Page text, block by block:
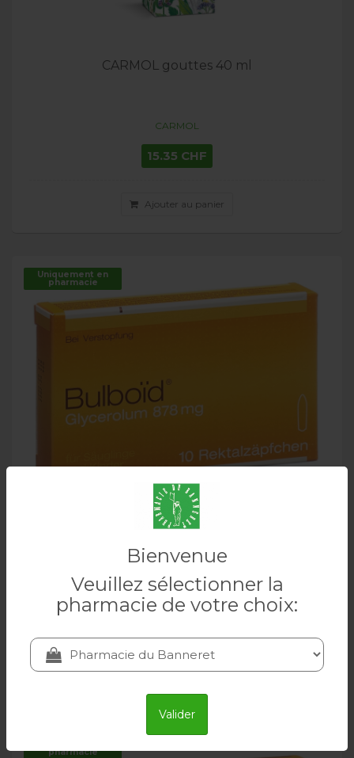
Bienvenue
Veuillez sélectionner la
pharmacie de votre choix:
Valider
CARMOL gouttes 40 ml
CARMOL
15.35 CHF
Ajouter au panier
Uniquement en
pharmacie
BULBOID
Ajouter au panier
pharmacie